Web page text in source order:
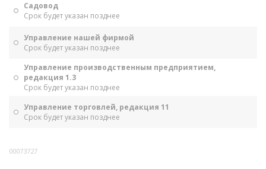
Садовод
Срок будет указан позднее
Управление нашей фирмой
Срок будет указан позднее
Управление производственным предприятием,
редакция 1.3
Срок будет указан позднее
Управление торговлей, редакция 11
Срок будет указан позднее
00073727